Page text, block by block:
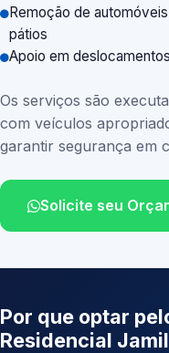
Remoção de
pátios
Apoio em
Os serviços são
com veículos
garantir segurança em
Solicite seu
Por que optar
Residencial